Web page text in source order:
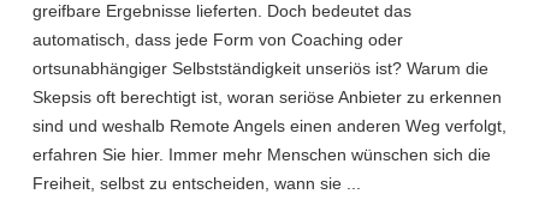
greifbare Ergebnisse lieferten. Doch bedeutet das
automatisch, dass jede Form von Coaching oder
ortsunabhängiger Selbstständigkeit unseriös ist? Warum die
Skepsis oft berechtigt ist, woran seriöse Anbieter zu erkennen
sind und weshalb Remote Angels einen anderen Weg verfolgt,
erfahren Sie hier. Immer mehr Menschen wünschen sich die
Freiheit, selbst zu entscheiden, wann sie ...